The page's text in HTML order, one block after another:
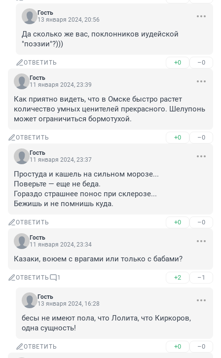
Гость
13 января 2024, 20:56
Да сколько же вас, поклонников иудейской
"поэзии"?)))
ОТВЕТИТЬ +0 –0
Гость
11 января 2024, 23:39
Как приятно видеть, что в Омске быстро растет
количество умных ценителей прекрасного. Шелупонь
может ограничиться бормотухой.
ОТВЕТИТЬ +0 –0
Гость
11 января 2024, 23:37
Простуда и кашель на сильном морозе...
Поверьте — еще не беда.
Гораздо страшнее понос при склерозе...
Бежишь и не помнишь куда.
ОТВЕТИТЬ +0 –0
Гость
11 января 2024, 23:34
Казаки, воюем с врагами или только с бабами?
ОТВЕТИТЬ 1 +2 –1
Гость
13 января 2024, 16:28
бесы не имеют пола, что Лолита, что Киркоров,
одна сущность!
ОТВЕТИТЬ +0 –0